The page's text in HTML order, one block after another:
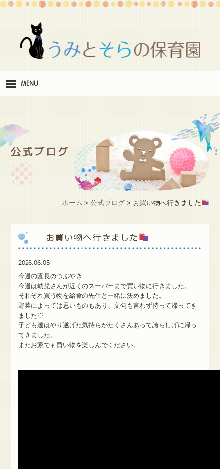
MENU
職
施 設紹介
護者様専用ブログ
公式ブログ
ホーム > 公式ブログ> お買い物へ行きました
お買い物へ行きました
2026.06.05
今週の園長のつぶやき
今週は幼児さんが近くのスーパーまで買い物に行きました。
それぞれ買う物を給食の先生と一緒に決めました。
野菜によっては思いものもあり、文句も言わず持って帰ってき
ました♡
子ども達はやり遂げた気持ちがたくさんあって誇らしげに帰っ
てきました。
またお家でも買い物を楽しんでください。